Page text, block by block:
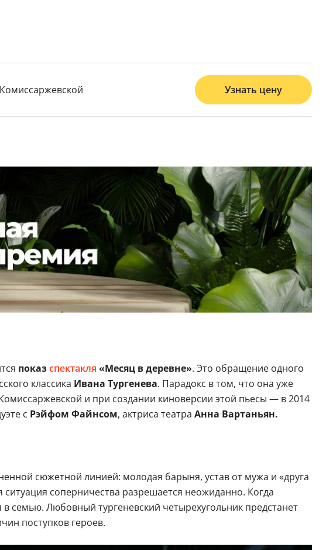
Узнать цену
показспектакля «Месяц в деревне». Это обращение одного
классика Ивана Тургенева. Парадокс в том, что она уже
и при создании киноверсии этой пьесы — в 2014
с Рэйфом Файнсом, актриса театра Анна Вартаньян.
сюжетной линией: молодая барыня, устав от мужа и «друга
соперничества разрешается неожиданно. Когда
семью. Любовный тургеневский четырехугольник предстанет
поступков героев.